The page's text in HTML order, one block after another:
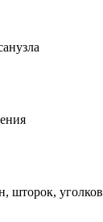
шторок, уголков